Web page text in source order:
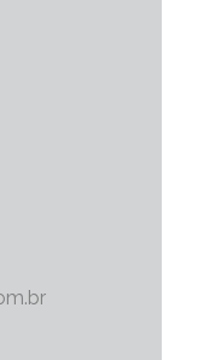
com um
e
do gelo”,